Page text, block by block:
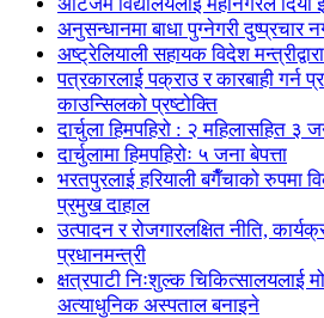
अनुसन्धानमा बाधा पुग्नेगरी दुष्प्रचार
अष्ट्रेलियाली सहायक विदेश
पत्रकारलाई पक्राउ र कारबाही गर्न
काउन्सिलको प्रष्टोक्ति
दार्चुला हिमपहिरो : २ महिलासहित ३
दार्चुलामा हिमपहिरोः ५ जना बेपत्ता
भरतपुरलाई हरियाली बगैँचाको रुपमा
प्रमुख दाहाल
उत्पादन र रोजगारलक्षित नीति,
प्रधानमन्त्री
क्षत्रपाटी निःशुल्क
अत्याधुनिक अस्पताल बनाइने